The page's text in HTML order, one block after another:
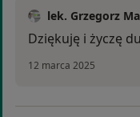
lek. Grzegorz
Dziękuję i życzę
12 marca 2025